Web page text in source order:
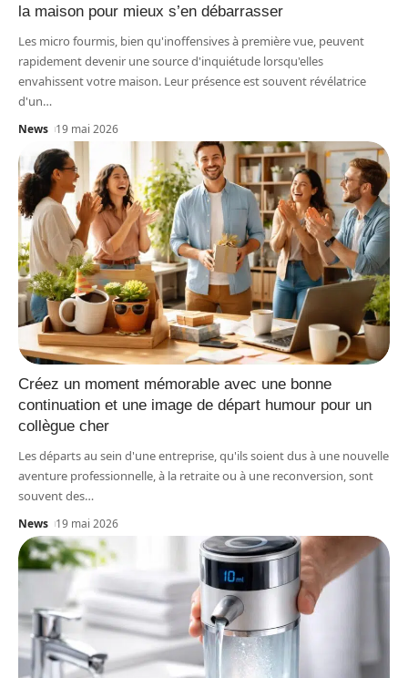
la maison pour mieux s’en débarrasser
Les micro fourmis, bien qu'inoffensives à première vue, peuvent
rapidement devenir une source d'inquiétude lorsqu'elles
envahissent votre maison. Leur présence est souvent révélatrice
d'un…
News 19 mai 2026
Créez un moment mémorable avec une bonne
continuation et une image de départ humour pour un
collègue cher
Les départs au sein d'une entreprise, qu'ils soient dus à une nouvelle
aventure professionnelle, à la retraite ou à une reconversion, sont
souvent des…
News 19 mai 2026